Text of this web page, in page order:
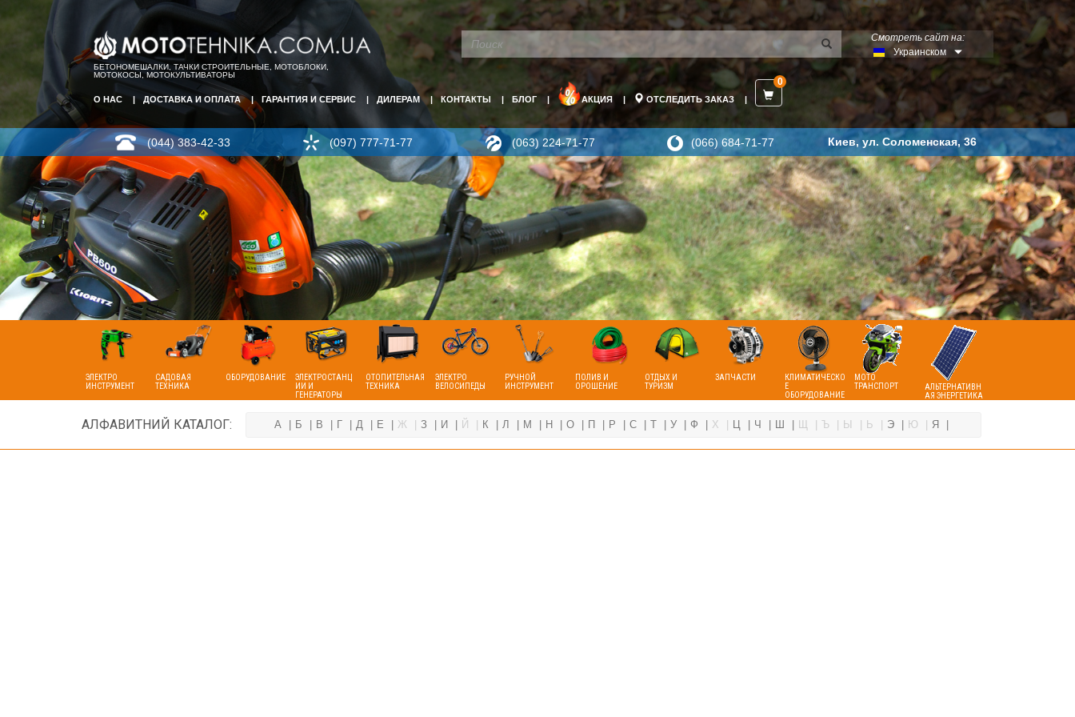
БЕТОНОМЕШАЛКИ, ТАЧКИ СТРОИТЕЛЬНЫЕ, МОТОБЛОКИ,
МОТОКОСЫ, МОТОКУЛЬТИВАТОРЫ
Смотреть сайт на:
Украинском
О НАС ДОСТАВКА И ОПЛАТА ГАРАНТИЯ И СЕРВИС ДИЛЕРАМ КОНТАКТЫ БЛОГ АКЦИЯ ОТСЛЕДИТЬ ЗАКАЗ
0
(044) 383-42-33 (097) 777-71-77 (063) 224-71-77 (066) 684-71-77 Киев, ул. Соломенская, 36
ЭЛЕКТРО
ИНСТРУМЕНТ
САДОВАЯ
ТЕХНИКА
ОБОРУДОВАНИЕ
ЭЛЕКТРОСТАНЦ
ИИ И
ГЕНЕРАТОРЫ
ОТОПИТЕЛЬНАЯ
ТЕХНИКА
ЭЛЕКТРО
ВЕЛОСИПЕДЫ
РУЧНОЙ
ИНСТРУМЕНТ
ПОЛИВ И
ОРОШЕНИЕ
ОТДЫХ И
ТУРИЗМ
ЗАПЧАСТИ
КЛИМАТИЧЕСКО
Е
ОБОРУДОВАНИЕ
МОТО
ТРАНСПОРТ
АЛЬТЕРНАТИВН
АЯ ЭНЕРГЕТИКА
АЛФАВИТНИЙ КАТАЛОГ: А Б В Г Д Е Ж З И Й К Л М Н О П Р С Т У Ф Х Ц Ч Ш Щ Ъ Ы Ь Э Ю Я